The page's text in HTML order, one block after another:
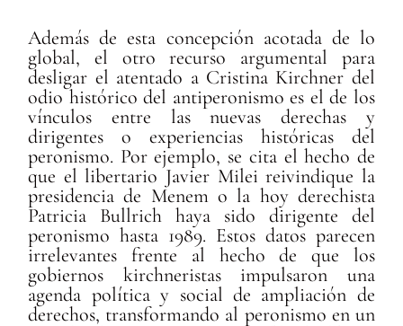
Además de esta concepción acotada de lo
global, el otro recurso argumental para
desligar el atentado a Cristina Kirchner del
odio histórico del antiperonismo es el de los
vínculos entre las nuevas derechas y
dirigentes o experiencias históricas del
peronismo. Por ejemplo, se cita el hecho de
que el libertario Javier Milei reivindique la
presidencia de Menem o la hoy derechista
Patricia Bullrich haya sido dirigente del
peronismo hasta 1989. Estos datos parecen
irrelevantes frente al hecho de que los
gobiernos kirchneristas impulsaron una
agenda política y social de ampliación de
derechos, transformando al peronismo en un